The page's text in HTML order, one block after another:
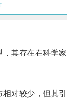
存在在科学家
较少，但其引